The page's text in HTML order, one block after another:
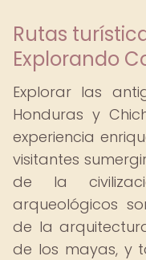
Rutas
Explorando
Explorar las
Honduras y
experiencia
visitantes
de la
arqueológicos
de la
de los mayas, y